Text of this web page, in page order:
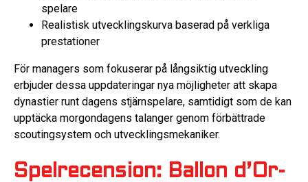
spelare
Realistisk utvecklingskurva baserad på verkliga
prestationer
För managers som fokuserar på långsiktig utveckling
erbjuder dessa uppdateringar nya möjligheter att skapa
dynastier runt dagens stjärnspelare, samtidigt som de kan
upptäcka morgondagens talanger genom förbättrade
scoutingsystem och utvecklingsmekaniker.
Spelrecension: Ballon d’Or-